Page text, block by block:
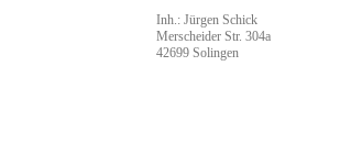
Inh.: Jürgen Schick
Merscheider Str. 304a
42699 Solingen